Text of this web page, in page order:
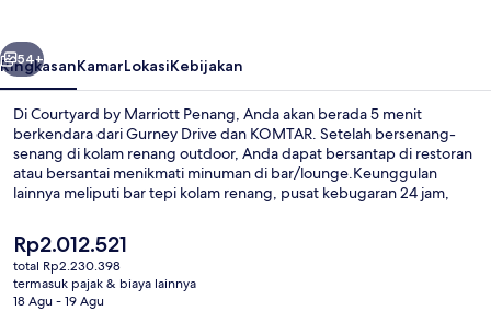
Berikutnya
54+
RingkasanKamarLokasiKebijakan
Di Courtyard by Marriott Penang, Anda akan berada 5 menit
berkendara dari Gurney Drive dan KOMTAR. Setelah bersenang-
senang di kolam renang outdoor, Anda dapat bersantap di restoran
atau bersantai menikmati minuman di bar/lounge.Keunggulan
lainnya meliputi bar tepi kolam renang, pusat kebugaran 24 jam,
Harga
saat
ini
Rp2.012.521
Rp2.012.521
total Rp2.230.398
termasuk pajak & biaya lainnya
18 Agu - 19 Agu